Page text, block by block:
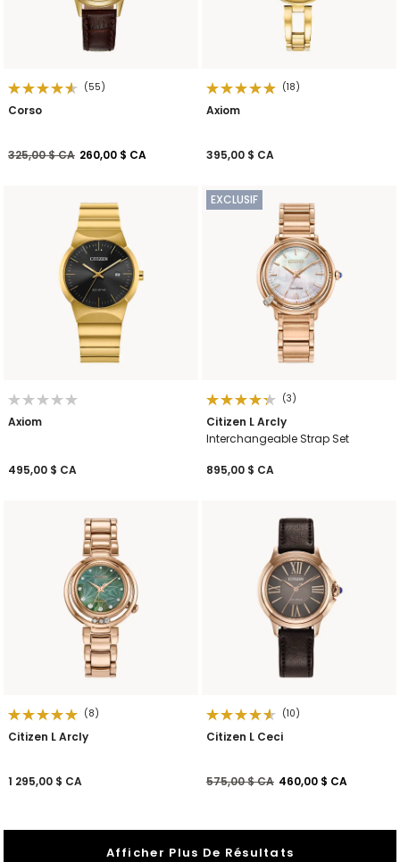
(55)
Corso
Prix réduit de
325,00 $ CAà260,00 $ CA
(18)
Axiom
395,00 $ CA
Axiom
495,00 $ CA
EXCLUSIF
(3)
Citizen L Arcly
Interchangeable Strap Set
895,00 $ CA
(8)
Citizen L Arcly
1 295,00 $ CA
(10)
Citizen L Ceci
Prix réduit de
575,00 $ CAà460,00 $ CA
Afficher Plus De Résultats